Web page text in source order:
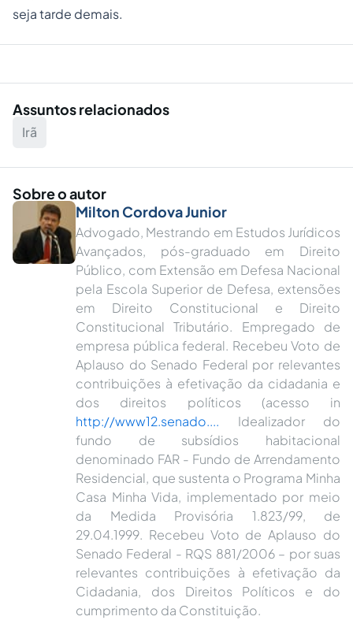
seja tarde demais.
Assuntos relacionados
Irã
Sobre o autor
Milton Cordova Junior
Advogado, Mestrando em Estudos Jurídicos
Avançados, pós-graduado em Direito
Público, com Extensão em Defesa Nacional
pela Escola Superior de Defesa, extensões
em Direito Constitucional e Direito
Constitucional Tributário. Empregado de
empresa pública federal. Recebeu Voto de
Aplauso do Senado Federal por relevantes
contribuições à efetivação da cidadania e
dos direitos políticos (acesso in
http://www12.senado.... Idealizador do
fundo de subsídios habitacional
denominado FAR - Fundo de Arrendamento
Residencial, que sustenta o Programa Minha
Casa Minha Vida, implementado por meio
da Medida Provisória 1.823/99, de
29.04.1999. Recebeu Voto de Aplauso do
Senado Federal - RQS 881/2006 – por suas
relevantes contribuições à efetivação da
Cidadania, dos Direitos Políticos e do
cumprimento da Constituição.